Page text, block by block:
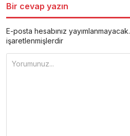
Bir cevap yazın
E-posta hesabınız yayımlanmayacak.
işaretlenmişlerdir